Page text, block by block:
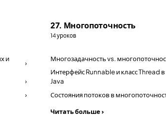
и
›
›
›
27. Многопоточность
14 уроков
Многозадачность vs.
Интерфейс Runnable и класс Thread в
Java
Состояния потоков в
Читать больше ›